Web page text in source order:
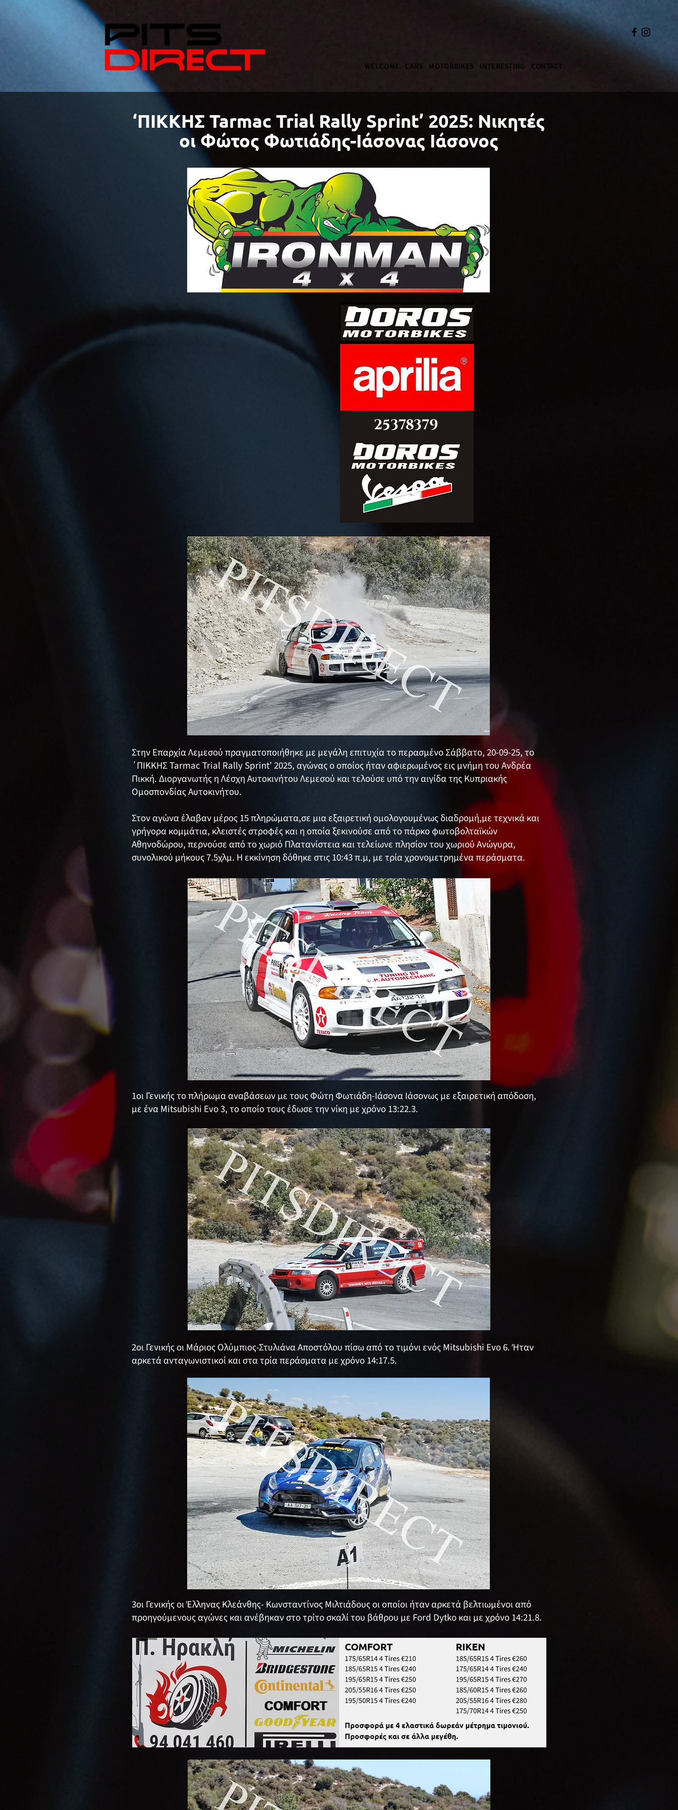
WELCOME CARS MOTORBIKES INTERESTING CONTACT
‘ΠΙΚΚΗΣ Tarmac Trial Rally Sprint’ 2025: Νικητές
οι Φώτος Φωτιάδης-Ιάσονας Ιάσονος
©PITSDIRECT
25378379
Στην Επαρχία Λεμεσού πραγματοποιήθηκε με μεγάλη επιτυχία το περασμένο Σάββατο, 20-09-25, το
΄ΠΙΚΚΗΣ Tarmac Trial Rally Sprint’ 2025, αγώνας ο οποίος ήταν αφιερωμένος εις μνήμη του Ανδρέα
Πικκή. Διοργανωτής η Λέσχη Αυτοκινήτου Λεμεσού και τελούσε υπό την αιγίδα της Κυπριακής
Ομοσπονδίας Αυτοκινήτου.
Στον αγώνα έλαβαν μέρος 15 πληρώματα,σε μια εξαιρετική ομολογουμένως διαδρομή,με τεχνικά και
γρήγορα κομμάτια, κλειστές στροφές και η οποία ξεκινούσε από το πάρκο φωτοβολταϊκών
Αθηνοδώρου, περνούσε από το χωριό Πλατανίστεια και τελείωνε πλησίον του χωριού Ανώγυρα,
συνολικού μήκους 7.5χλμ. Η εκκίνηση δόθηκε στις 10:43 π.μ, με τρία χρονομετρημένα περάσματα.
1οι Γενικής το πλήρωμα αναβάσεων με τους Φώτη Φωτιάδη-Ιάσονα Ιάσονως με εξαιρετική απόδοση,
με ένα Mitsubishi Evo 3, το οποίο τους έδωσε την νίκη με χρόνο 13:22.3.
2οι Γενικής oι Μάριος Ολύμπιος-Στυλιάνα Αποστόλου πίσω από το τιμόνι ενός Mitsubishi Evo 6. Ήταν
αρκετά ανταγωνιστικοί και στα τρία περάσματα με χρόνο 14:17.5.
3οι Γενικής oι Έλληνας Κλεάνθης- Κωνσταντίνος Μιλτιάδους οι οποίοι ήταν αρκετά βελτιωμένοι από
προηγούμενους αγώνες και ανέβηκαν στο τρίτο σκαλί του βάθρου με Ford Dytko και με χρόνο 14:21.8.